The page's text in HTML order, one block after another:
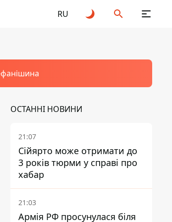
RU
ОСТАННІ НОВИНИ
21:07
Сійярто може отримати до
3 років тюрми у справі про
хабар
21:03
Армія РФ просунулася біля